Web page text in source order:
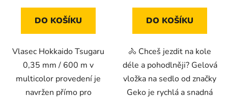
DO KOŠÍKU
Vlasec Hokkaido Tsugaru
0,35 mm / 600 m v
multicolor provedení je
navržen přímo pro
DO KOŠÍKU
🚴 Chceš jezdit na kole
déle a pohodlněji? Gelová
vložka na sedlo od značky
Geko je rychlá a snadná